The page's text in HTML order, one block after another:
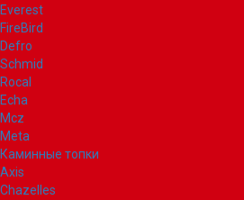
Everest
FireBird
Defro
Schmid
Rocal
Echa
Mcz
Meta
Каминные топки
Axis
Chazelles